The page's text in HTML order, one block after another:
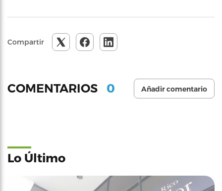
Compartir
COMENTARIOS 0 Añadir comentario
Lo Último